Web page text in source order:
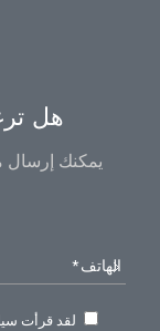
هل
يمكنك إرسال
لقد قرأت